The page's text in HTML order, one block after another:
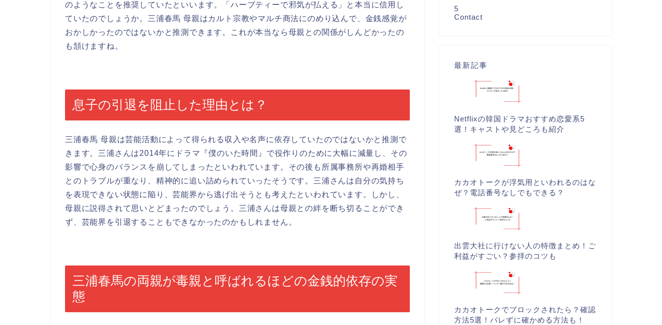
のようなことを推奨していたといいます。「ハーブティーで邪気が払える」と本当に信用し
ていたのでしょうか。三浦春馬 母親はカルト宗教やマルチ商法にのめり込んで、金銭感覚が
おかしかったのではないかと推測できます。これが本当なら母親との関係がしんどかったの
も頷けますね。
息子の引退を阻止した理由とは？
三浦春馬 母親は芸能活動によって得られる収入や名声に依存していたのではないかと推測で
きます。三浦さんは2014年にドラマ『僕のいた時間』で役作りのために大幅に減量し、その
影響で心身のバランスを崩してしまったといわれています。その後も所属事務所や再婚相手
とのトラブルが重なり、精神的に追い詰められていったそうです。三浦さんは自分の気持ち
を表現できない状態に陥り、芸能界から逃げ出そうとも考えたといわれています。しかし、
母親に説得されて思いとどまったのでしょう。三浦さんは母親との絆を断ち切ることができ
ず、芸能界を引退することもできなかったのかもしれません。
三浦春馬の両親が毒親と呼ばれるほどの金銭的依存の実
態
5
Contact
最新記事
Netflixの韓国ドラマおすすめ恋愛系5
選！キャストや見どころも紹介
カカオトークが浮気用といわれるのはな
ぜ？電話番号なしでもできる？
出雲大社に行けない人の特徴まとめ！ご
利益がすごい？参拝のコツも
カカオトークでブロックされたら？確認
方法5選！バレずに確かめる方法も！